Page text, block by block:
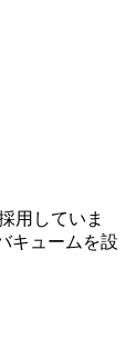
用していま
キュームを設